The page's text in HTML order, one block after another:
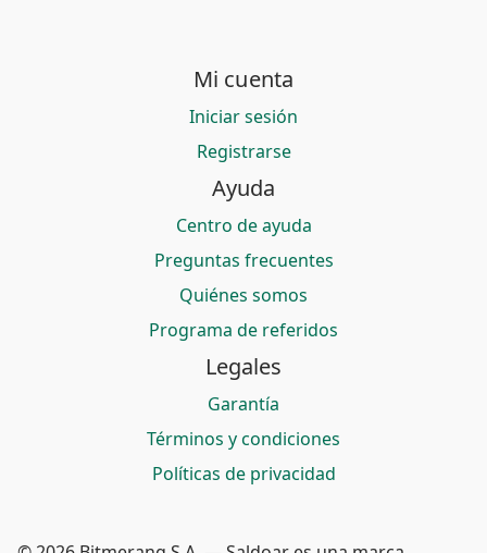
Mi cuenta
Iniciar sesión
Registrarse
Ayuda
Centro de ayuda
Preguntas frecuentes
Quiénes somos
Programa de referidos
Legales
Garantía
Términos y condiciones
Políticas de privacidad